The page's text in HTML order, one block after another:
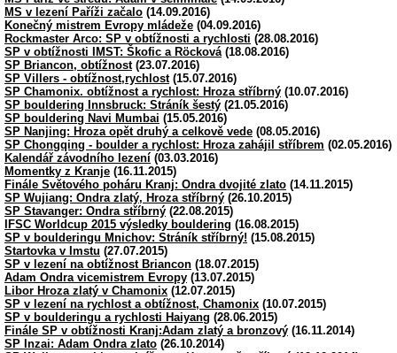
MS v lezení Paříži začalo (14.09.2016)
Konečný mistrem Evropy mládeže (04.09.2016)
Rockmaster Arco: SP v obtížnosti a rychlosti (28.08.2016)
SP v obtížnosti IMST: Škofic a Röcková(18.08.2016)
SP Briancon, obtížnost(23.07.2016)
SP Villers - obtížnost,rychlost(15.07.2016)
SP Chamonix. obtížnost a rychlost: Hroza stříbrný (10.07.2016)
SP bouldering Innsbruck: Stráník šestý (21.05.2016)
SP bouldering Navi Mumbai (15.05.2016)
SP Nanjing: Hroza opět druhý a celkově vede (08.05.2016)
SP Chongqing - boulder a rychlost: Hroza zahájil stříbrem (02.05.2016)
Kalendář závodního lezení (03.03.2016)
Momentky z Kranje (16.11.2015)
Finále Světového poháru Kranj: Ondra dvojité zlato (14.11.2015)
SP Wujiang: Ondra zlatý, Hroza stříbrný (26.10.2015)
SP Stavanger: Ondra stříbrný (22.08.2015)
IFSC Worldcup 2015 výsledky bouldering (16.08.2015)
SP v boulderingu Mnichov: Stráník stříbrný! (15.08.2015)
Startovka v Imstu (27.07.2015)
SP v lezení na obtížnost Briancon (18.07.2015)
Adam Ondra vicemistrem Evropy (13.07.2015)
Libor Hroza zlatý v Chamonix (12.07.2015)
SP v lezení na rychlost a obtížnost, Chamonix (10.07.2015)
SP v boulderingu a rychlosti Haiyang (28.06.2015)
Finále SP v obtížnosti Kranj:Adam zlatý a bronzový (16.11.2014)
SP Inzai: Adam Ondra zlato (26.10.2014)